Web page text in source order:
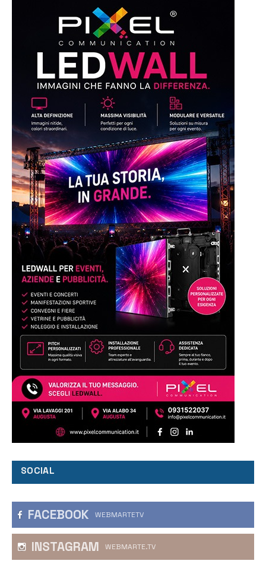
SOCIAL
FACEBOOK WEBMARTETV
INSTAGRAM WEBMARTE.TV